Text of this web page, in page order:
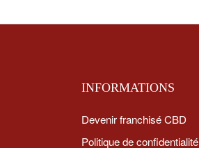
INFORMATIONS
Devenir franchisé CBD
Politique de confidentialité